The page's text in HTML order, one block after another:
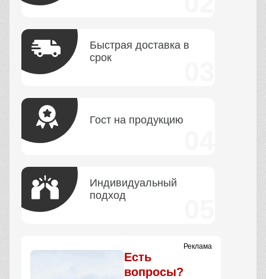
Быстрая доставка в
срок
Гост на продукцию
Индивидуальный
подход
Реклама
Есть
вопросы?